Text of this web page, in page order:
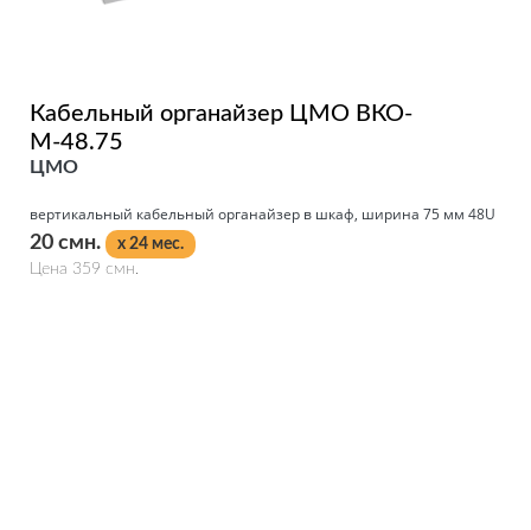
Кабельный органайзер ЦМО ВКО-
М-48.75
ЦМО
вертикальный кабельный органайзер в шкаф, ширина 75 мм 48U
20 смн.
x 24 мес.
Цена 359 смн.